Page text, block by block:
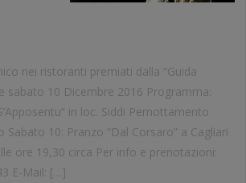
nei ristoranti premiati dalla “Guida
sabato 10 Dicembre 2016 Programma:
in loc. Siddi Pernottamento
Sabato 10: Pranzo “Dal Corsaro” a Cagliari
ore 19,30 circa Per info e prenotazioni:
E-Mail: […]